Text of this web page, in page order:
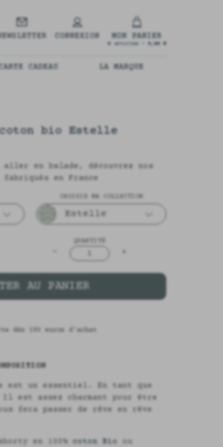
CONNEXION MON PANIER
0articles - 0,00 €
CARTE CADEAU LA MARQUE
coton bio Estelle
aller en balade, découvrez nos
fabriqués en France
CHOISIR MA COLLECTION
Estelle
QUANTITÉ
+
AU PANIER
dès 190 euros d'achat
est un essentiel. En tant que
est assez charmant pour être
fera passer de rêve en rêve
en 100% coton Bio ou